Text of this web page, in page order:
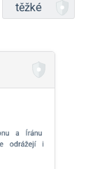
těžké